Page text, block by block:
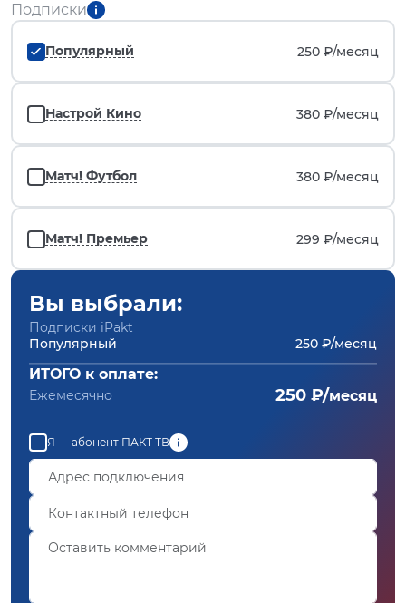
Подписки
Популярный 250 ₽/месяц
Настрой Кино 380 ₽/месяц
Матч! Футбол 380 ₽/месяц
Матч! Премьер 299 ₽/месяц
Вы выбрали:
Подписки iPakt
Популярный
250 ₽/месяц
ИТОГО к оплате:
Ежемесячно 250 ₽/месяц
Я — абонент ПАКТ ТВ